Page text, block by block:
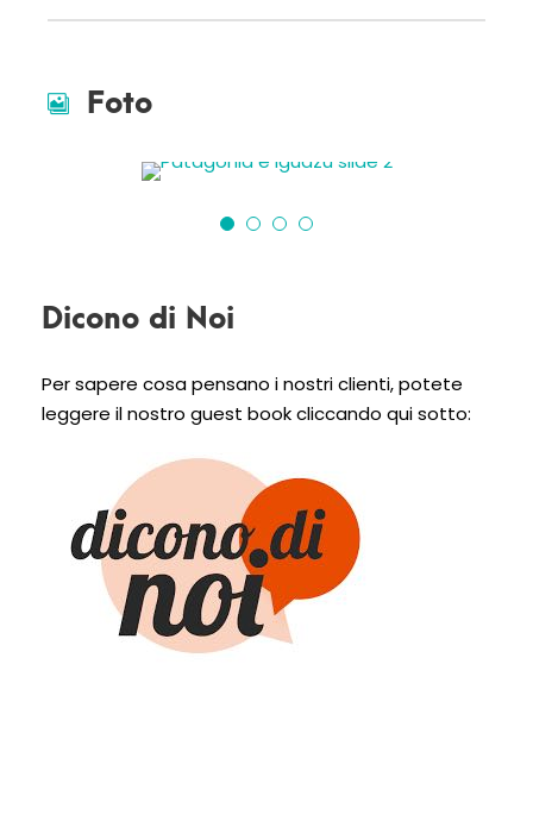
Foto
Dicono di Noi
Per sapere cosa pensano i nostri clienti, potete
leggere il nostro guest book cliccando qui sotto: